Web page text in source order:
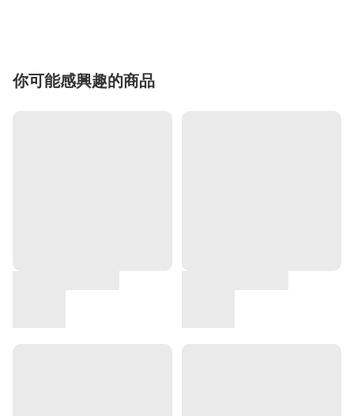
你可能感興趣的商品